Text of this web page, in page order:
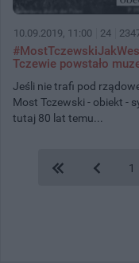
10.09.2019, 11:00 24
Tczewie powstało
Jeśli nie trafi pod
Most Tczewski - obiekt -
tutaj 80 lat temu...
1